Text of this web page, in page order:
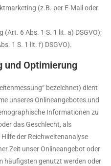
(z.B. per E-Mail oder
(Art. 6 Abs. 1 S. 1 lit. a) DSGVO);
1 S. 1 lit. f) DSGVO).
und Optimierung
bezeichnet) dient
unseres Onlineangebotes und
Informationen zu
das Geschlecht, als
der Reichweitenanalyse
Zeit unser Onlineangebot oder
häufigsten genutzt werden oder